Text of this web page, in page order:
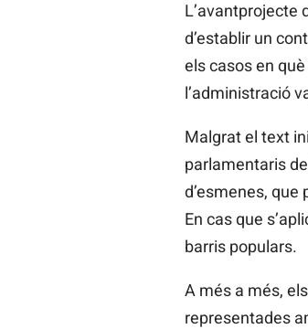
L’avantprojecte
d’establir un
els casos en
l’administració
Malgrat el text
parlamentaris
d’esmenes,
En cas que
barris populars.
A més a més,
representades